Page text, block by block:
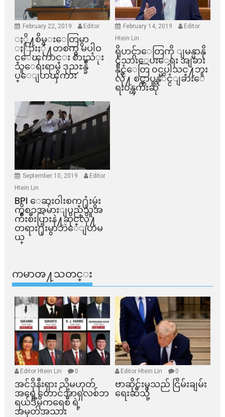
February 22, 2019 Editor
ႏို႔စိမ္းေတြမွာ
ႏြားႏို႔တစက္မွ မပါဝ
င္ေၾကာင္း စားသံုး
သူေရးရာမွ ဒုညႊန္ခ်ဳ
ပ္ေျပာၾကား
February 14, 2019
Editor
Htein Lin
ရိုဟင္ဂ်ာေတြကို ျမန္မာနို
င္ငံသားေပးေရး အျခား
နိုင္ငံေတြ ၀င္မပါသင္႔ဘူး
လို႔ စင္ကာပူနုိင္ငံျခားေ
ရး၀န္ၾကီးဆို
September 10, 2019
Editor
Htein Lin
BPI ​ေဆးဝါးစက္​႐ုံးမွဴး
ကိစၥအမ်ားျပည္​သူအ
က်ိဳးစီးပြားနဲ႔ဆိုင္​လို႔
တရား႐ုံးမွာဘဲေျပာမ
ယ္​
ကမာၻ႔သတင္း
Editor Htein Lin 0
အင်ဒိုနီးရှား သို့မဟုတ်
အရှေ့တောင်အာရှလစ်ဘ
ရယ်ဒီမိုကရေစီ ရဲ့
အမှတ်အသား
Editor Htein Lin 0
ဗာဆိုင်းမှသည် ငြိမ်းချမ်း
ရေးဆီသို့